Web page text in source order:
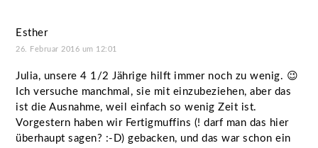
Esther
26. Februar 2016 um 12:01
Julia, unsere 4 1/2 Jährige hilft immer noch zu wenig. 😉
Ich versuche manchmal, sie mit einzubeziehen, aber das
ist die Ausnahme, weil einfach so wenig Zeit ist.
Vorgestern haben wir Fertigmuffins (! darf man das hier
überhaupt sagen? :-D) gebacken, und das war schon ein